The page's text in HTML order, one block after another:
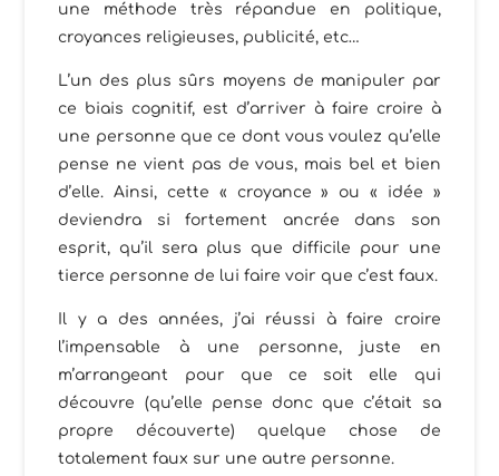
une méthode très répandue en politique,
croyances religieuses, publicité, etc…
L’un des plus sûrs moyens de manipuler par
ce biais cognitif, est d’arriver à faire croire à
une personne que ce dont vous voulez qu’elle
pense ne vient pas de vous, mais bel et bien
d’elle. Ainsi, cette « croyance » ou « idée »
deviendra si fortement ancrée dans son
esprit, qu’il sera plus que difficile pour une
tierce personne de lui faire voir que c’est faux.
Il y a des années, j’ai réussi à faire croire
l’impensable à une personne, juste en
m’arrangeant pour que ce soit elle qui
découvre (qu’elle pense donc que c’était sa
propre découverte) quelque chose de
totalement faux sur une autre personne.